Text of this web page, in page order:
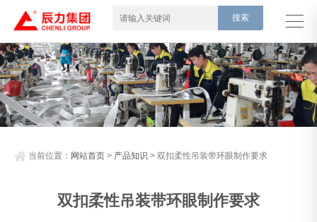
当前位置： 网站首页 > 产品知识 > 双扣柔性吊装带环眼制作要求
双扣柔性吊装带环眼制作要求